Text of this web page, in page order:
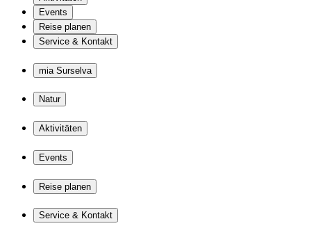
Events
Reise planen
Service & Kontakt
mia Surselva
Natur
Aktivitäten
Events
Reise planen
Service & Kontakt